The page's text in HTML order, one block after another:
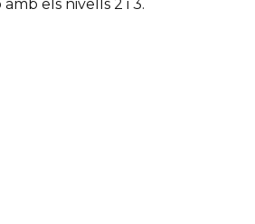
els nivells 2 i 3.